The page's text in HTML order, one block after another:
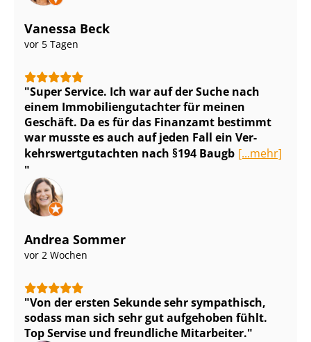
Vanessa Beck
vor 5 Tagen
Super Service. Ich war auf der Suche nach
einem Im­mo­bi­li­en­gut­ach­ter für meinen
Geschäft. Da es für das Finanzamt bestimmt
war musste es auch auf jeden Fall ein Ver­
kehrs­wert­gut­ach­ten nach §194 Baugb [...mehr]
Andrea Sommer
vor 2 Wochen
Von der ersten Sekunde sehr sympathisch,
sodass man sich sehr gut aufgehoben fühlt.
Top Servise und freundliche Mitarbeiter.